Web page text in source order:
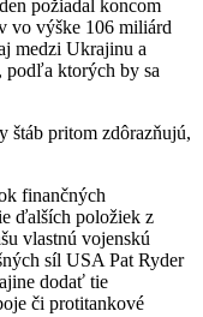
požiadal koncom
vo výške 106 miliárd
medzi Ukrajinu a
podľa ktorých by sa
štáb pritom zdôrazňujú,
finančných
ďalších položiek z
vlastnú vojenskú
síl USA Pat Ryder
dodať tie
či protitankové